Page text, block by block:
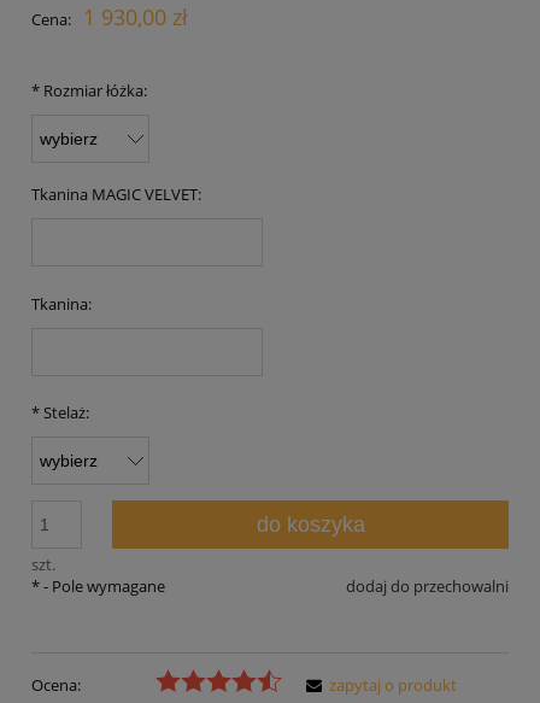
Cena: 1 930,00 zł
* Rozmiar łóżka:
Tkanina MAGIC VELVET:
Tkanina:
*Stelaż:
szt.
do koszyka
dodaj do przechowalni
*- Pole wymagane
Ocena:
zapytaj o produkt